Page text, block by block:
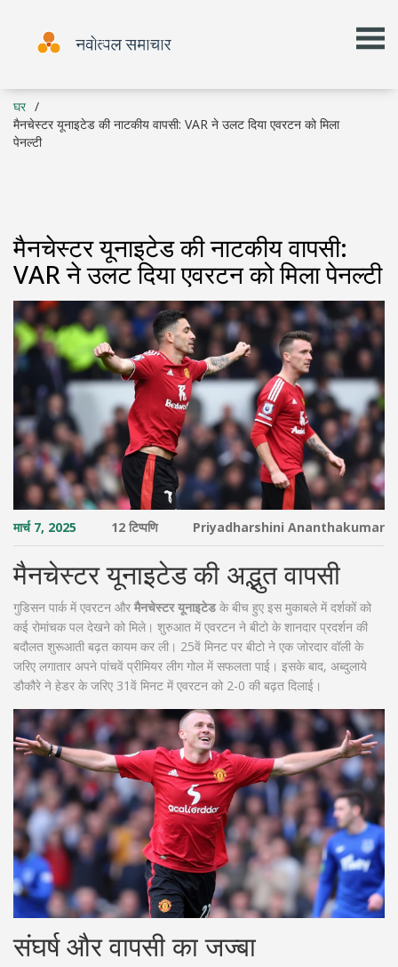
घर
मैनचेस्टर यूनाइटेड की नाटकीय वापसी: VAR ने उलट दिया एवरटन को मिला
पेनल्टी
मैनचेस्टर यूनाइटेड की नाटकीय वापसी:
VAR ने उलट दिया एवरटन को मिला पेनल्टी
मार्च 7, 2025 12 टिप्पणि Priyadharshini Ananthakumar
मैनचेस्टर यूनाइटेड की अद्भुत वापसी
गुडिसन पार्क में एवरटन और मैनचेस्टर यूनाइटेडके बीच हुए इस मुकाबले में दर्शकों को
कई रोमांचक पल देखने को मिले। शुरुआत में एवरटन ने बीटो के शानदार प्रदर्शन की
बदौलत शुरूआती बढ़त कायम कर ली। 25वें मिनट पर बीटो ने एक जोरदार वॉली के
जरिए लगातार अपने पांचवें प्रीमियर लीग गोल में सफलता पाई। इसके बाद, अब्दुलाये
डौकौरे ने हेडर के जरिए 31वें मिनट में एवरटन को 2-0 की बढ़त दिलाई।
संघर्ष और वापसी का जज्बा